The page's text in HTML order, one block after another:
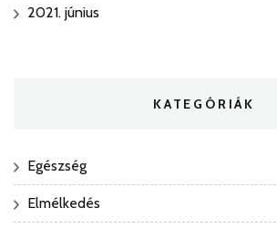
2021. június
KATEGÓRIÁK
Egészség
Elmélkedés